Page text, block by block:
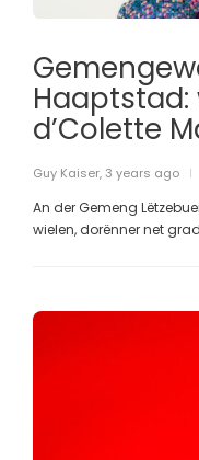
d’Colette
Guy Kaiser, 3 years ago
An der Gemeng
wielen, dorënner net